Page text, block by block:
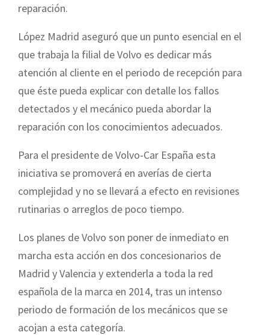
reparación.
López Madrid aseguró que un punto esencial en el
que trabaja la filial de Volvo es dedicar más
atención al cliente en el periodo de recepción para
que éste pueda explicar con detalle los fallos
detectados y el mecánico pueda abordar la
reparación con los conocimientos adecuados.
Para el presidente de Volvo-Car España esta
iniciativa se promoverá en averías de cierta
complejidad y no se llevará a efecto en revisiones
rutinarias o arreglos de poco tiempo.
Los planes de Volvo son poner de inmediato en
marcha esta acción en dos concesionarios de
Madrid y Valencia y extenderla a toda la red
española de la marca en 2014, tras un intenso
periodo de formación de los mecánicos que se
acojan a esta categoría.